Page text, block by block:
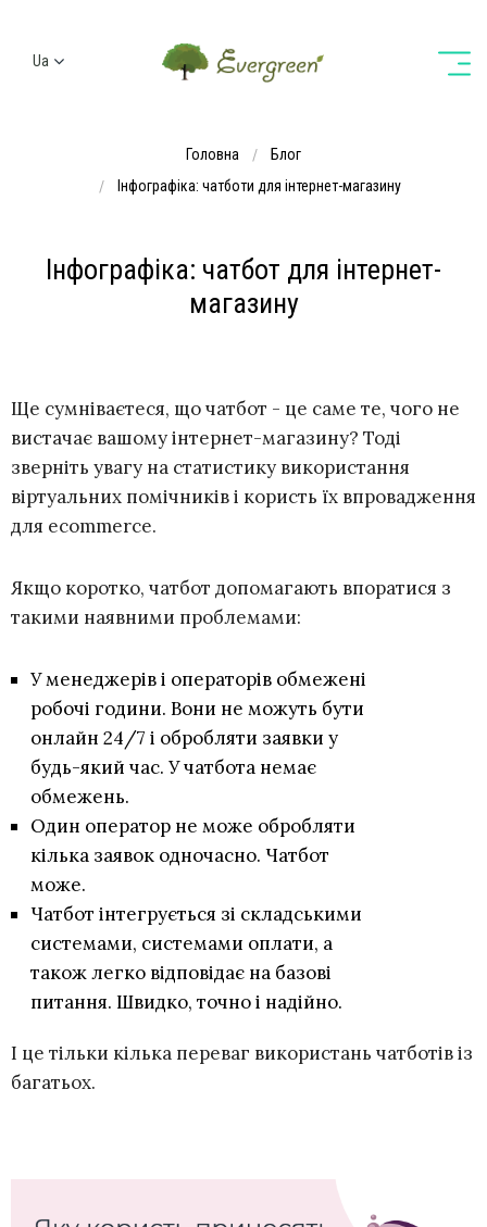
Ua
Головна
Блог
Інфографіка: чатботи для інтернет-магазину
Інфографіка: чатбот для інтернет-
магазину
Ще сумніваєтеся, що чатбот - це саме те, чого не
вистачає вашому інтернет-магазину? Тоді
зверніть увагу на статистику використання
віртуальних помічників і користь їх впровадження
для ecommerce.
Якщо коротко, чатбот допомагають впоратися з
такими наявними проблемами:
У менеджерів і операторів обмежені
робочі години. Вони не можуть бути
онлайн 24/7 і обробляти заявки у
будь-який час. У чатбота немає
обмежень.
Один оператор не може обробляти
кілька заявок одночасно. Чатбот
може.
Чатбот інтегрується зі складськими
системами, системами оплати, а
також легко відповідає на базові
питання. Швидко, точно і надійно.
І це тільки кілька переваг використань чатботів із
багатьох.